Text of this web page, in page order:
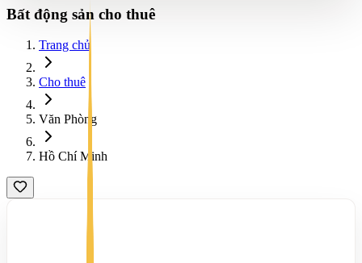
Bất động sản cho thuê
Trang chủ
Cho thuê
Văn Phòng
Hồ Chí Minh